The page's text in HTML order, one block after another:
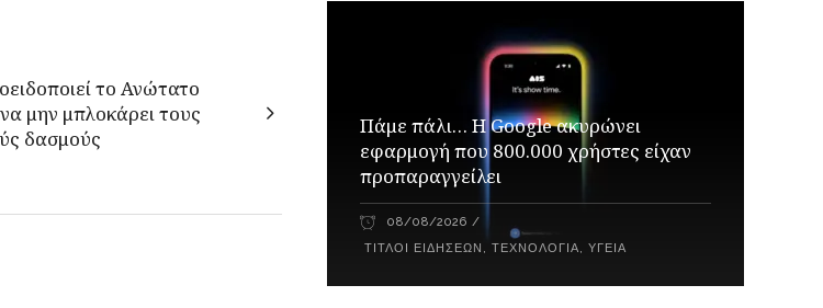
το Ανώτατο
μην μπλοκάρει τους
δασμούς
Πάμε πάλι… Η Google ακυρώνει
εφαρμογή που 800.000 χρήστες είχαν
προπαραγγείλει
08/08/2026
ΤΊΤΛΟΙ ΕΙΔΉΣΕΩΝ ,ΤΕΧΝΟΛΟΓΊΑ,ΥΓΕΊΑ